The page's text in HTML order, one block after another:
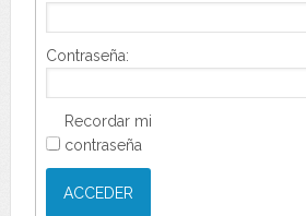
Contraseña:
Recordar mi
contraseña
ACCEDER